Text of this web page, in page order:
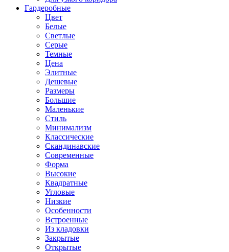
Гардеробные
Цвет
Белые
Светлые
Серые
Темные
Цена
Элитные
Дешевые
Размеры
Большие
Маленькие
Стиль
Минимализм
Классические
Скандинавские
Современные
Форма
Высокие
Квадратные
Угловые
Низкие
Особенности
Встроенные
Из кладовки
Закрытые
Открытые